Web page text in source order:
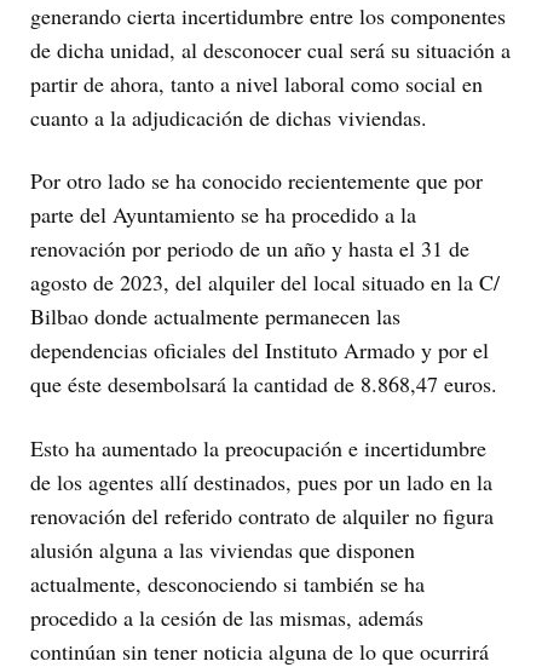
generando cierta incertidumbre entre los componentes
de dicha unidad, al desconocer cual será su situación a
partir de ahora, tanto a nivel laboral como social en
cuanto a la adjudicación de dichas viviendas.
Por otro lado se ha conocido recientemente que por
parte del Ayuntamiento se ha procedido a la
renovación por periodo de un año y hasta el 31 de
agosto de 2023, del alquiler del local situado en la C/
Bilbao donde actualmente permanecen las
dependencias oficiales del Instituto Armado y por el
que éste desembolsará la cantidad de 8.868,47 euros.
Esto ha aumentado la preocupación e incertidumbre
de los agentes allí destinados, pues por un lado en la
renovación del referido contrato de alquiler no figura
alusión alguna a las viviendas que disponen
actualmente, desconociendo si también se ha
procedido a la cesión de las mismas, además
continúan sin tener noticia alguna de lo que ocurrirá